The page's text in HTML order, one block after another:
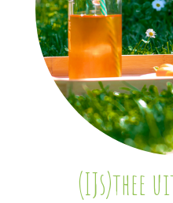
(IJs)thee